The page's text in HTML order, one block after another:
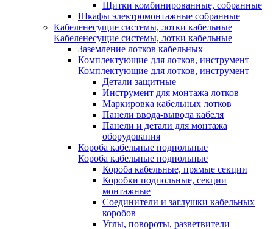
Щитки комбинированные, собранные
Шкафы электромонтажные собранные
Кабеленесущие системы, лотки кабельные
Кабеленесущие системы, лотки кабельные
Заземление лотков кабельных
Комплектующие для лотков, инструмент
Комплектующие для лотков, инструмент
Детали защитные
Инструмент для монтажа лотков
Маркировка кабельных лотков
Панели ввода-вывода кабеля
Панели и детали для монтажа
оборудования
Короба кабельные подпольные
Короба кабельные подпольные
Короба кабельные, прямые секции
Коробки подпольные, секции
монтажные
Соединители и заглушки кабельных
коробов
Углы, повороты, разветвители